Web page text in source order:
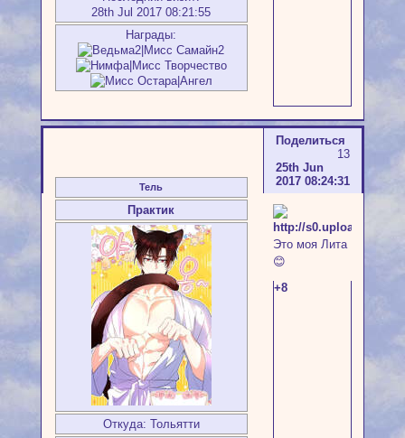
28th Jul 2017 08:21:55
Награды:
Поделиться
13
25th Jun
2017 08:24:31
Тель
Практик
Откуда: Тольятти
Это моя Лита
😊
+8